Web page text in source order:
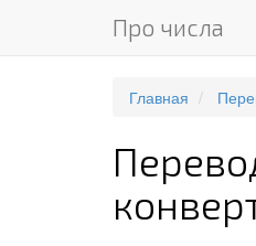
Про числа
Главная